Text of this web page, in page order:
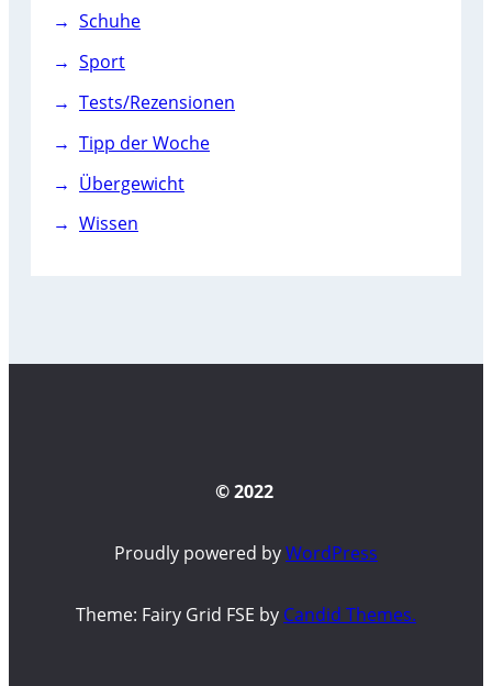
Schuhe
Sport
Tests/Rezensionen
Tipp der Woche
Übergewicht
Wissen
© 2022
Proudly powered byWordPress
Theme: Fairy Grid FSE by Candid Themes.